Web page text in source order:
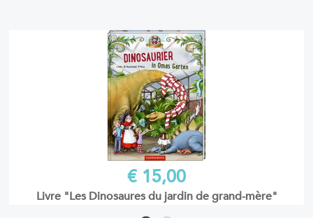
du jardin de grand-mère" "Madame